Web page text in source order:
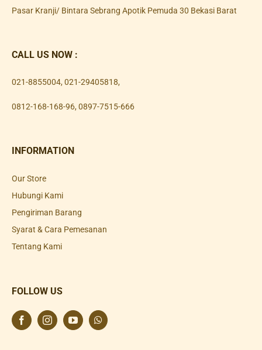
Pasar Kranji/ Bintara Sebrang Apotik Pemuda 30 Bekasi Barat
CALL US NOW :
021-8855004, 021-29405818,
0812-168-168-96, 0897-7515-666
INFORMATION
Our Store
Hubungi Kami
Pengiriman Barang
Syarat & Cara Pemesanan
Tentang Kami
FOLLOW US